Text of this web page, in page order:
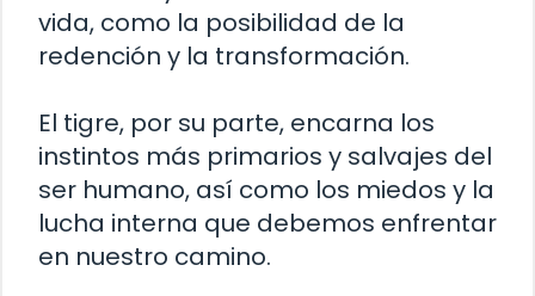
vida, como la posibilidad de la
redención y la transformación.
El tigre, por su parte, encarna los
instintos más primarios y salvajes del
ser humano, así como los miedos y la
lucha interna que debemos enfrentar
en nuestro camino.